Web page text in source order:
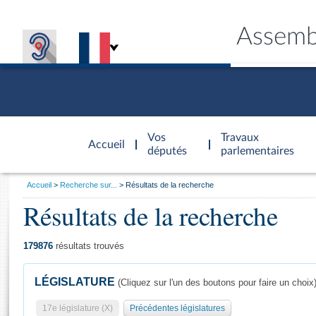
Accueil
d'accueil
Vos
députés
Travaux
parlementaires
Général
Vous
Accueil Recherche sur... Résultats de la recherche
Résultats de la recherche
179876 résultats trouvés
LÉGISLATURE (Cliquez sur l'un des boutons pour faire un choix)
17e législature (X) Précédentes législatures